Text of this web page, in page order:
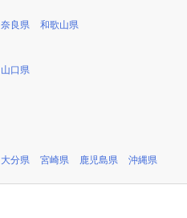
奈良県 和歌山県
山口県
大分県 宮崎県 鹿児島県 沖縄県